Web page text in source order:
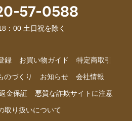
57-0588
：00 土日祝を除く
録 お買い物ガイド 特定商取引
のづくり お知らせ 会社情報
金保証 悪質な詐欺サイトに注意
取り扱いについて